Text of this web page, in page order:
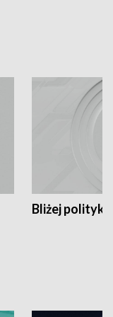
Bliżej polityki